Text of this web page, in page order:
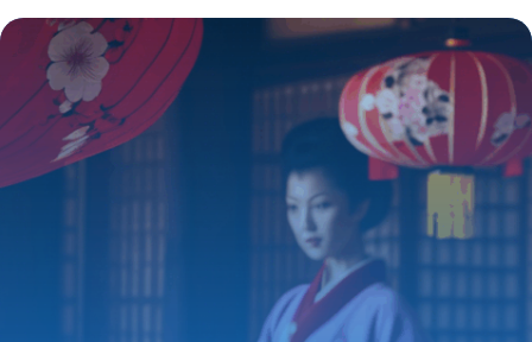
bouscule les codes du vestiaire féminin
4 juillet 2025